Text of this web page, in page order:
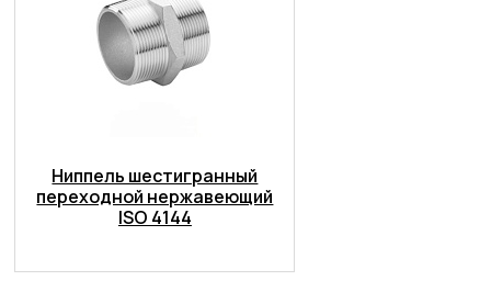
Ниппель шестигранный
переходной нержавеющий
ISO 4144